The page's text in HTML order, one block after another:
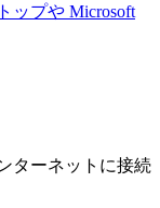
ップや Microsoft
ターネットに接続